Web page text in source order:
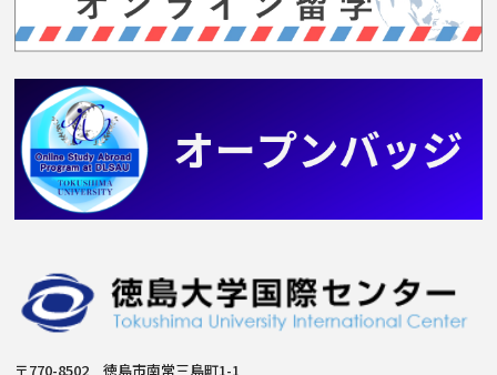
〒770-8502 徳島市南常三島町1-1